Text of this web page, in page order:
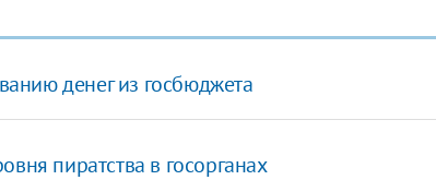
денег из госбюджета
пиратства в госорганах